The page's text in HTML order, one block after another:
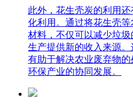
此外，花生壳炭的利用
化利用。通过将花生壳
材料，不仅可以减少垃
生产提供新的收入来源
有助于解决农业废弃物
环保产业的协同发展。